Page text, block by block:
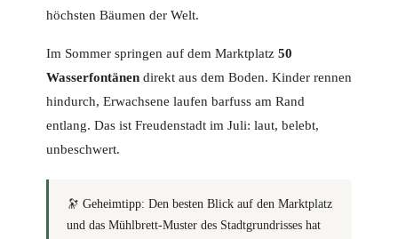
höchsten Bäumen der Welt.
Im Sommer springen auf dem Marktplatz 50
Wasserfontänen direkt aus dem Boden. Kinder rennen
hindurch, Erwachsene laufen barfuss am Rand
entlang. Das ist Freudenstadt im Juli: laut, belebt,
unbeschwert.
🔭 Geheimtipp: Den besten Blick auf den Marktplatz
und das Mühlbrett-Muster des Stadtgrundrisses hat